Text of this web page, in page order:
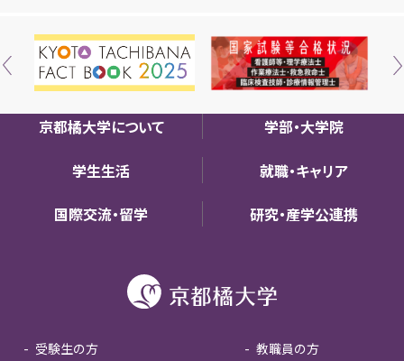
京都橘大学について 学部・大学院
学生生活 就職・キャリア
国際交流・留学 研究・産学公連携
受験生の方
教職員の方